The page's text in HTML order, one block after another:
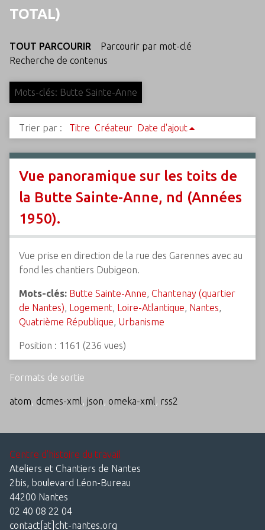
TOTAL)
TOUT PARCOURIR
Parcourir par mot-clé
Recherche de contenus
Mots-clés: Butte Sainte-Anne
Trier par : Titre Créateur Date d'ajout
Vue panoramique sur les toits de
la Butte Sainte-Anne, nd (Années
1950).
Vue prise en direction de la rue des Garennes avec au
fond les chantiers Dubigeon.
Mots-clés: Butte Sainte-Anne, Chantenay (quartier
de Nantes), Logement, Loire-Atlantique, Nantes,
Quatrième République, Urbanisme
Position : 1161 (236 vues)
Formats de sortie
atom, dcmes-xml, json, omeka-xml, rss2
Centre d'histoire du travail
Ateliers et Chantiers de Nantes
2bis, boulevard Léon-Bureau
44200 Nantes
02 40 08 22 04
contact[at]cht-nantes.org